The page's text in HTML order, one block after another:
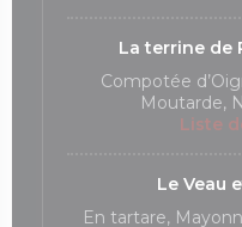
La terrine de
Compotée
Moutarde,
Liste
Le Veau
En tartare,